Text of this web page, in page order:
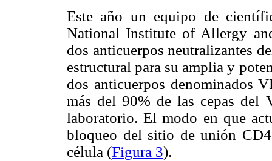
Este año un equipo de
National Institute of Allergy
dos anticuerpos neutralizantes
estructural para su amplia y
dos anticuerpos denominados
más del 90% de las cepas del
laboratorio. El modo en que
bloqueo del sitio de unión
célula (Figura 3).